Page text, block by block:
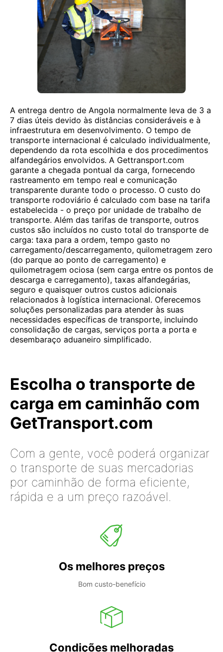
A entrega dentro de Angola normalmente leva de 3 a
7 dias úteis devido às distâncias consideráveis ​​e à
infraestrutura em desenvolvimento. O tempo de
transporte internacional é calculado individualmente,
dependendo da rota escolhida e dos procedimentos
alfandegários envolvidos. A Gettransport.com
garante a chegada pontual da carga, fornecendo
rastreamento em tempo real e comunicação
transparente durante todo o processo. O custo do
transporte rodoviário é calculado com base na tarifa
estabelecida - o preço por unidade de trabalho de
transporte. Além das tarifas de transporte, outros
custos são incluídos no custo total do transporte de
carga: taxa para a ordem, tempo gasto no
carregamento/descarregamento, quilometragem zero
(do parque ao ponto de carregamento) e
quilometragem ociosa (sem carga entre os pontos de
descarga e carregamento), taxas alfandegárias,
seguro e quaisquer outros custos adicionais
relacionados à logística internacional. Oferecemos
soluções personalizadas para atender às suas
necessidades específicas de transporte, incluindo
consolidação de cargas, serviços porta a porta e
desembaraço aduaneiro simplificado.
Escolha o transporte de
carga em caminhão com
GetTransport.com
Com a gente, você poderá organizar
o transporte de suas mercadorias
por caminhão de forma eficiente,
rápida e a um preço razoável.
Os melhores preços
Bom custo-benefício
Condições melhoradas